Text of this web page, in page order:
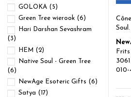
Soul.
GOLOKA (5)
Green Tree wierook (6)
Hari Darshan Sevashram
(3)
HEM (2)
Native Soul - Green Tree
(6)
NewAge Esoteric Gifts (6)
Satya (17)